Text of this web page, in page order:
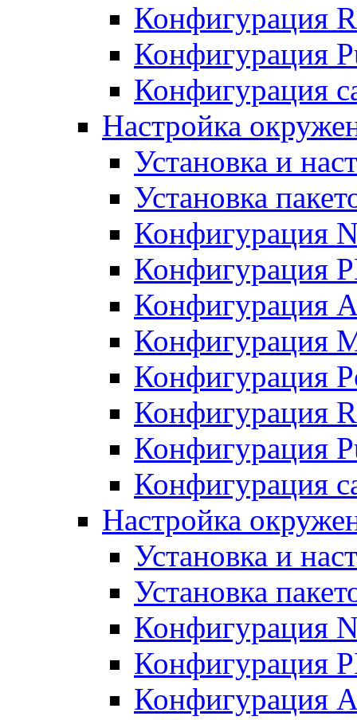
Конфигурация
Конфигурация
Конфигурация
Настройка
Установка и
Установка
Конфигурация
Конфигурация
Конфигурация
Конфигурация
Конфигурация
Конфигурация
Конфигурация
Конфигурация
Настройка
Установка и
Установка
Конфигурация
Конфигурация
Конфигурация